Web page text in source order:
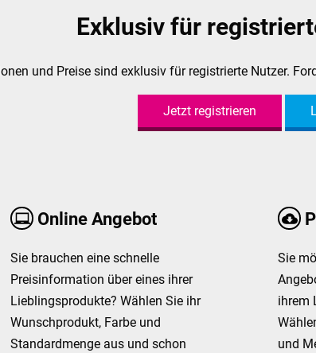
Exklusiv für
und Preise sind exklusiv für registrierte Nutzer.
Jetzt registrieren
Online Angebot
Sie brauchen eine schnelle
Preisinformation über eines ihrer
Lieblingsprodukte? Wählen Sie ihr
Wunschprodukt, Farbe und
Standardmenge aus und schon
Sie
ihrem
und